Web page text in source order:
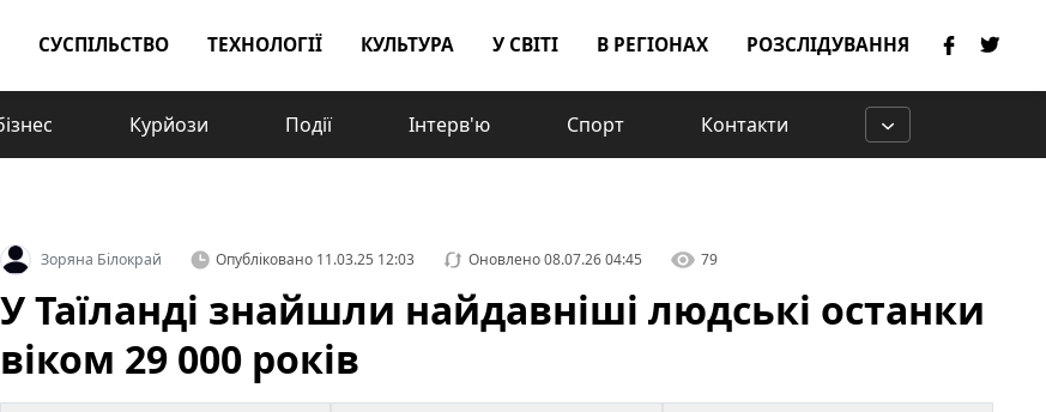
СУСПІЛЬСТВО ТЕХНОЛОГІЇ КУЛЬТУРА У СВІТІ В РЕГІОНАХ РОЗСЛІДУВАННЯ
Курйози Події Інтерв'ю Спорт Контакти
Зоряна Білокрай Опубліковано11.03.25 12:03 Оновлено08.07.26 04:45 79
У Таїланді знайшли найдавніші людські останки
віком 29 000 років